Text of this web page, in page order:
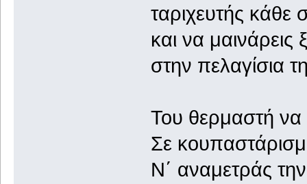
ταριχευτής κάθε
και να μαινάρεις
στην πελαγίσια
Του θερμαστή να
Σε
Ν΄ αναμετράς